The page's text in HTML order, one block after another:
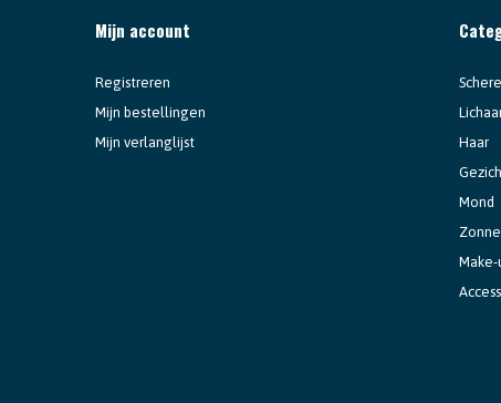
Mijn account
Registreren
Mijn bestellingen
Mijn verlanglijst
Haar
Mond
Make-